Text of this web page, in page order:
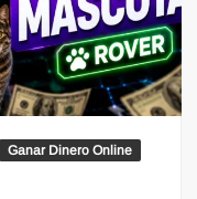
Ganar Dinero Online